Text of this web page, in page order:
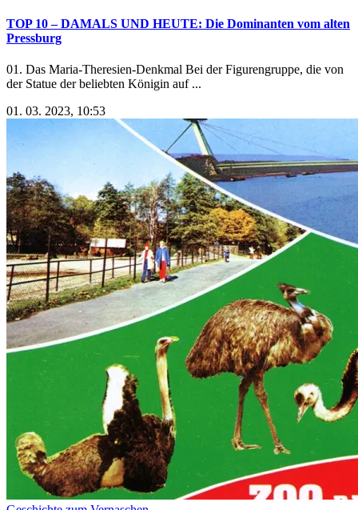
TOP 10 – DAMALS UND HEUTE: Die Dominanten vom alten
Pressburg
01. Das Maria-Theresien-Denkmal Bei der Figurengruppe, die von
der Statue der beliebten Königin auf ...
01. 03. 2023, 10:53